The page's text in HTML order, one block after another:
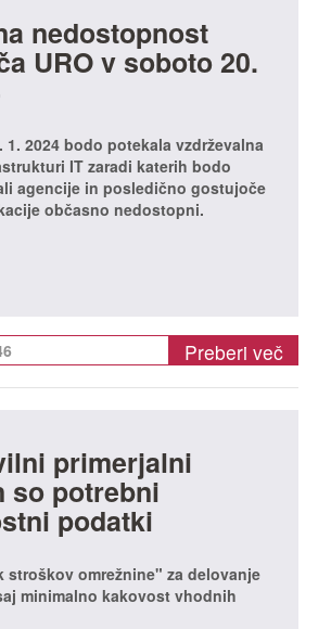
nedostopnost
URO v soboto 20.
1. 2024 bodo potekala vzdrževalna
IT zaradi katerih bodo
agencije in posledično gostujoče
občasno nedostopni.
Preberi več
primerjalni
so potrebni
podatki
stroškov omrežnine" za delovanje
minimalno kakovost vhodnih